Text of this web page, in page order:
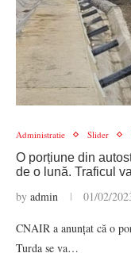
Administratie Slider
O porțiune din
de o lună. Traficul
by admin 01/02/
CNAIR a anunțat că o
Turda se va…